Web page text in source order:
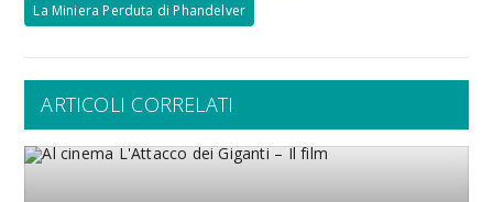
La Miniera Perduta di Phandelver
ARTICOLI CORRELATI